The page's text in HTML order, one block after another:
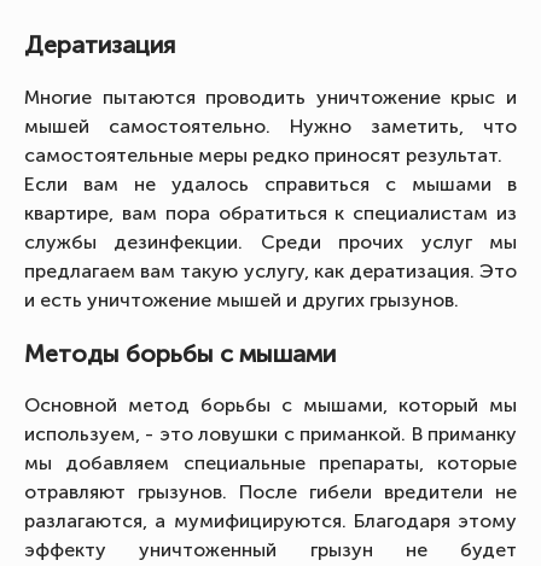
Дератизация
Многие пытаются проводить уничтожение крыс и
мышей самостоятельно. Нужно заметить, что
самостоятельные меры редко приносят результат.
Если вам не удалось справиться с мышами в
квартире, вам пора обратиться к специалистам из
службы дезинфекции. Среди прочих услуг мы
предлагаем вам такую услугу, как дератизация. Это
и есть уничтожение мышей и других грызунов.
Методы борьбы с мышами
Основной метод борьбы с мышами, который мы
используем, - это ловушки с приманкой. В приманку
мы добавляем специальные препараты, которые
отравляют грызунов. После гибели вредители не
разлагаются, а мумифицируются. Благодаря этому
эффекту уничтоженный грызун не будет